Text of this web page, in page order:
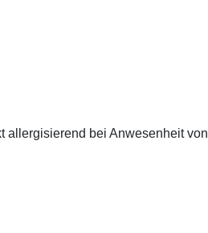
allergisierend bei Anwesenheit von